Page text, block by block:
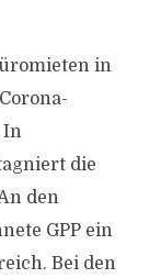
in
In
die
den
GPP ein
Bei den